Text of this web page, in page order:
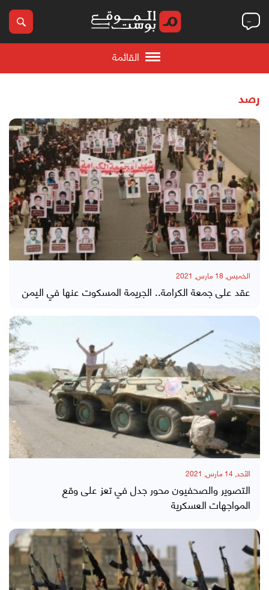
القائمة
رصد
الخميس, 18 مارس, 2021
عقد على جمعة الكرامة.. الجريمة المسكوت عنها في اليمن
الأحد, 14 مارس, 2021
التصوير والصحفيون محور جدل في تعز على وقع
المواجهات العسكرية